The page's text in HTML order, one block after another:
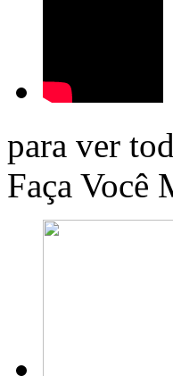
para ver
Faça Você